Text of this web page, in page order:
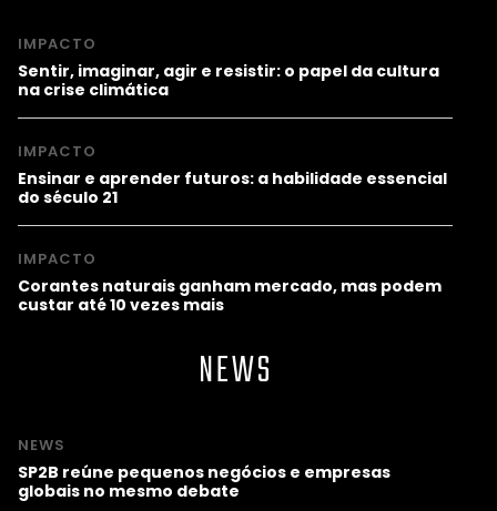
IMPACTO
Sentir, imaginar, agir e resistir: o papel da cultura
na crise climática
IMPACTO
Ensinar e aprender futuros: a habilidade essencial
do século 21
IMPACTO
Corantes naturais ganham mercado, mas podem
custar até 10 vezes mais
NEWS
NEWS
SP2B reúne pequenos negócios e empresas
globais no mesmo debate